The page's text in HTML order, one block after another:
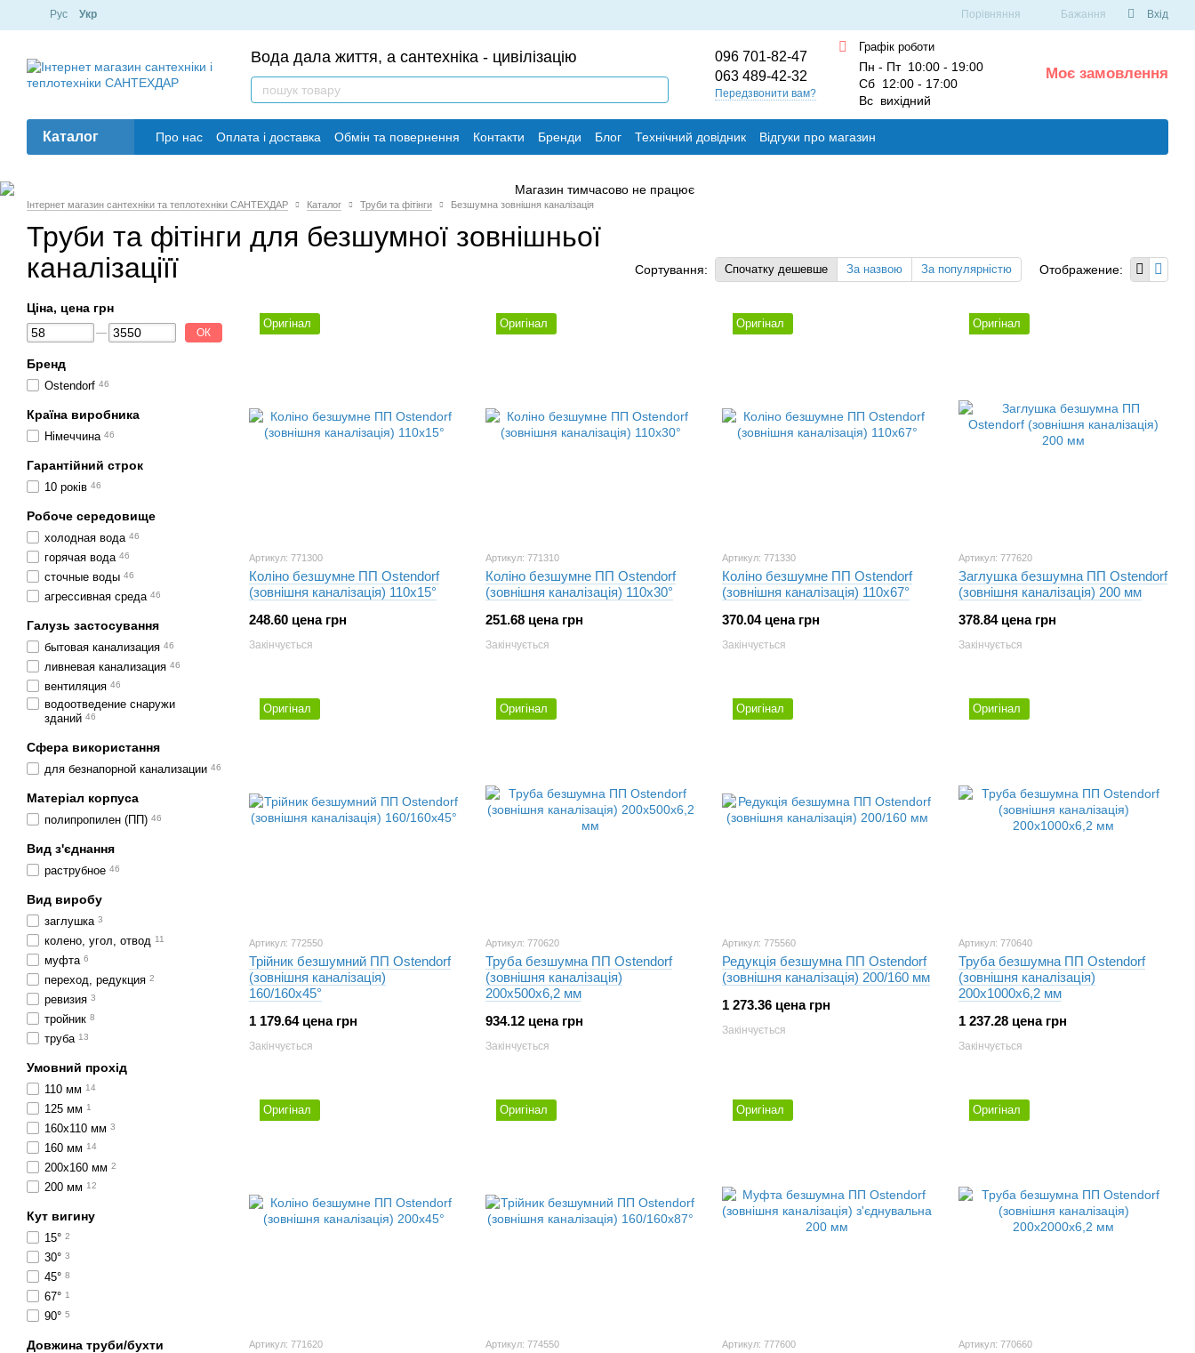
Рус Укр Порівняння Бажання Вхід
Вода дала життя, а сантехніка - цивілізацію
096 701-82-47
063 489-42-32
Передзвонити вам?
Графік роботи
Пн - Пт 10:00 - 19:00
Сб 12:00 - 17:00
Вс вихідний
Моє замовлення
Каталог Про нас Оплата і доставка Обмін та повернення Контакти Бренди Блог Технічний довідник Відгуки про магазин
Інтернет магазин сантехніки та теплотехніки САНТЕХДАР Каталог Труби та фітінги Безшумна зовнішня каналізація
Труби та фітінги для безшумної зовнішньої
каналізаціїї
Сортування: Спочатку дешевше За назвою За популярністю Отображение:
Оригінал
Артикул: 771300
Коліно безшумне ПП Ostendorf
(зовнішня каналізація) 110х15°
248.60 цена грн
Закінчується
Оригінал
Артикул: 771310
Коліно безшумне ПП Ostendorf
(зовнішня каналізація) 110х30°
251.68 цена грн
Закінчується
Оригінал
Артикул: 771330
Коліно безшумне ПП Ostendorf
(зовнішня каналізація) 110х67°
370.04 цена грн
Закінчується
Оригінал
Артикул: 777620
Заглушка безшумна ПП Ostendorf
(зовнішня каналізація) 200 мм
378.84 цена грн
Закінчується
Оригінал
Артикул: 772550
Трійник безшумний ПП Ostendorf
(зовнішня каналізація)
160/160х45°
1 179.64 цена грн
Закінчується
Оригінал
Артикул: 770620
Труба безшумна ПП Ostendorf
(зовнішня каналізація)
200х500х6,2 мм
934.12 цена грн
Закінчується
Оригінал
Артикул: 775560
Редукція безшумна ПП Ostendorf
(зовнішня каналізація) 200/160 мм
1 273.36 цена грн
Закінчується
Оригінал
Артикул: 770640
Труба безшумна ПП Ostendorf
(зовнішня каналізація)
200х1000х6,2 мм
1 237.28 цена грн
Закінчується
Оригінал
Артикул: 771620
Оригінал
Артикул: 774550
Оригінал
Артикул: 777600
Оригінал
Артикул: 770660
Ціна, цена грн
ОК
Бренд
Ostendorf 46
Країна виробника
Німеччина 46
Гарантійний строк
10 років 46
Робоче середовище
холодная вода 46
горячая вода 46
сточные воды 46
агрессивная среда 46
Галузь застосування
бытовая канализация 46
ливневая канализация 46
вентиляция 46
водоотведение снаружи
зданий 46
Сфера використання
для безнапорной канализации 46
Матеріал корпуса
полипропилен (ПП) 46
Вид з'єднання
раструбное 46
Вид виробу
заглушка 3
колено, угол, отвод 11
муфта 6
переход, редукция 2
ревизия 3
тройник 8
труба 13
Умовний прохід
110 мм 14
125 мм 1
160х110 мм 3
160 мм 14
200х160 мм 2
200 мм 12
Кут вигину
15° 2
30° 3
45° 8
67° 1
90° 5
Довжина труби/бухти